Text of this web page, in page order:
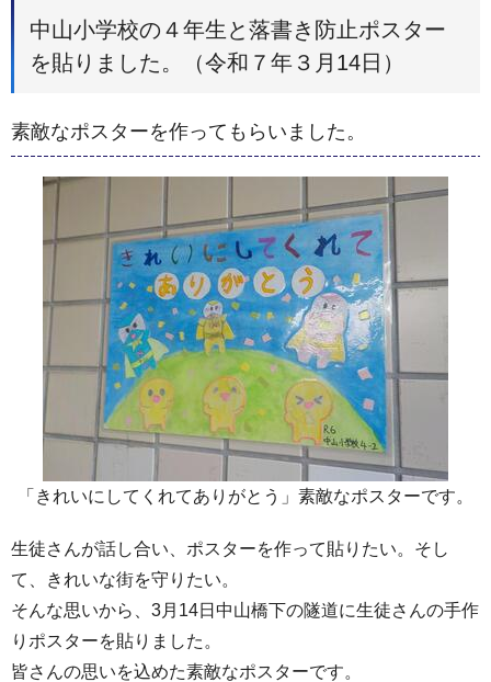
中山小学校の４年生と落書き防止ポスター
を貼りました。（令和７年３月14日）
素敵なポスターを作ってもらいました。
「きれいにしてくれてありがとう」素敵なポスターです。
生徒さんが話し合い、ポスターを作って貼りたい。そし
て、きれいな街を守りたい。
そんな思いから、3月14日中山橋下の隧道に生徒さんの手作
りポスターを貼りました。
皆さんの思いを込めた素敵なポスターです。